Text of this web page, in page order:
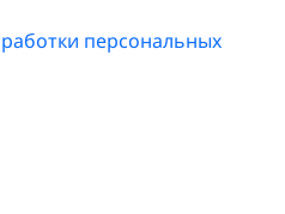
персональных